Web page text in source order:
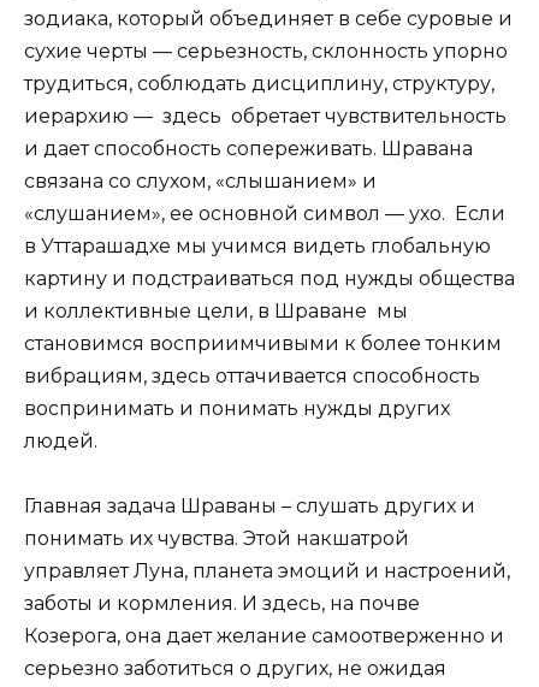
зодиака, который объединяет в себе суровые и
сухие черты — серьезность, склонность упорно
трудиться, соблюдать дисциплину, структуру,
иерархию — здесь обретает чувствительность
и дает способность сопереживать. Шравана
связана со слухом, «слышанием» и
«слушанием», ее основной символ — ухо. Если
в Уттарашадхе мы учимся видеть глобальную
картину и подстраиваться под нужды общества
и коллективные цели, в Шраване мы
становимся восприимчивыми к более тонким
вибрациям, здесь оттачивается способность
воспринимать и понимать нужды других
людей.
Главная задача Шраваны – слушать других и
понимать их чувства. Этой накшатрой
управляет Луна, планета эмоций и настроений,
заботы и кормления. И здесь, на почве
Козерога, она дает желание самоотверженно и
серьезно заботиться о других, не ожидая